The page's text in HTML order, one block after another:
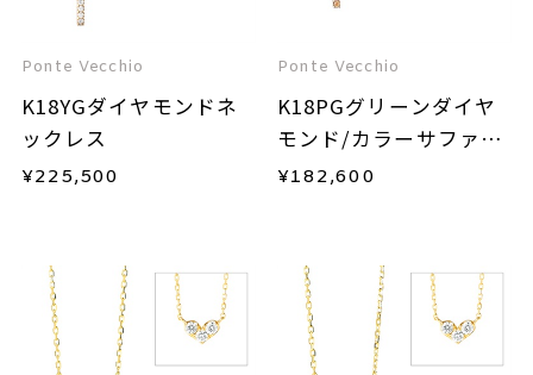
Ponte Vecchio
K18YGダイヤモンドネ
ックレス
¥225,500
Ponte Vecchio
K18PGグリーンダイヤ
モンド/カラーサファイ
ア/ダイヤモンドネック
¥182,600